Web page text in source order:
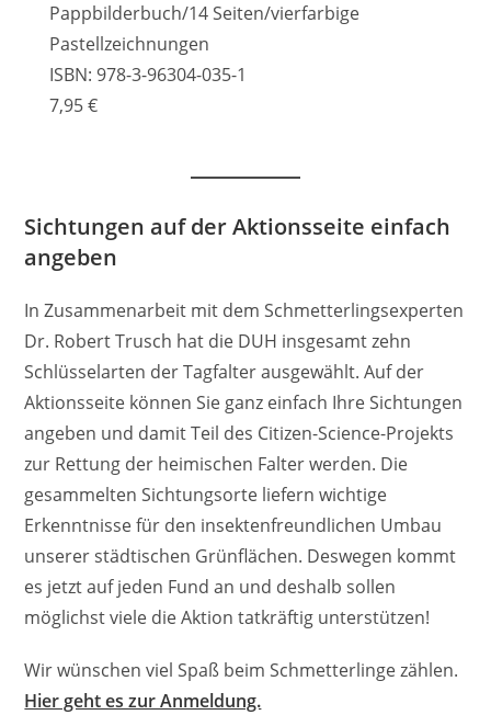
Pappbilderbuch/14 Seiten/vierfarbige
Pastellzeichnungen
ISBN: 978-3-96304-035-1
7,95 €
Sichtungen auf der Aktionsseite einfach
angeben
In Zusammenarbeit mit dem Schmetterlingsexperten
Dr. Robert Trusch hat die DUH insgesamt zehn
Schlüsselarten der Tagfalter ausgewählt. Auf der
Aktionsseite können Sie ganz einfach Ihre Sichtungen
angeben und damit Teil des Citizen-Science-Projekts
zur Rettung der heimischen Falter werden. Die
gesammelten Sichtungsorte liefern wichtige
Erkenntnisse für den insektenfreundlichen Umbau
unserer städtischen Grünflächen. Deswegen kommt
es jetzt auf jeden Fund an und deshalb sollen
möglichst viele die Aktion tatkräftig unterstützen!
Wir wünschen viel Spaß beim Schmetterlinge zählen.
Hier geht es zur Anmeldung.